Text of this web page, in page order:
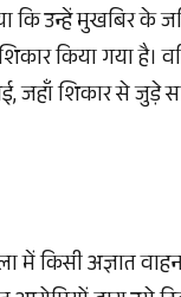
कि उन्हें मुखबिर के
किया गया है।
जहाँ शिकार से जुड़े
में किसी अज्ञात